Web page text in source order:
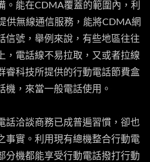
。能在CDMA覆蓋的範圍內，利
供無線通信服務，能將CDMA網
信號，舉例來說，有些地區往往
，電話線不易拉取，又或者拉線
睿科技所提供的行動電話節費盒
機，來當一般電話使用。
話洽談商務已成普遍習慣，卻也
事實。利用現有總機整合行動電
分機都能享受行動電話撥打行動